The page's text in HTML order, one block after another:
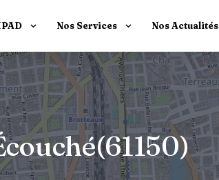
Nos Services Nos Actualités